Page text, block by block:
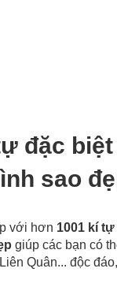
tự đặc
sao
với hơn 1001 kí
giúp các bạn có
Quân... độc